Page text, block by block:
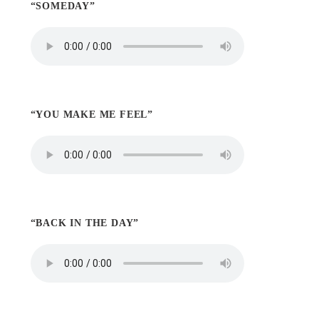
“SOMEDAY”
“YOU MAKE ME FEEL”
“BACK IN THE DAY”